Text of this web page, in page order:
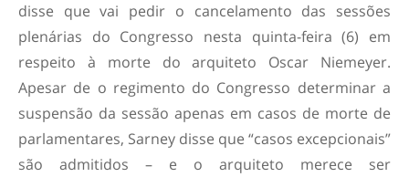
disse que vai pedir o cancelamento das sessões
plenárias do Congresso nesta quinta-feira (6) em
respeito à morte do arquiteto Oscar Niemeyer.
Apesar de o regimento do Congresso determinar a
suspensão da sessão apenas em casos de morte de
parlamentares, Sarney disse que “casos excepcionais”
são admitidos – e o arquiteto merece ser